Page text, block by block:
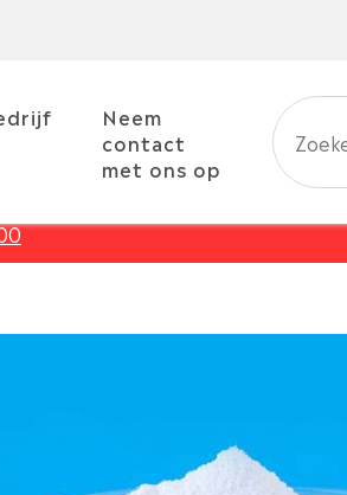
Neem
contact
met ons op